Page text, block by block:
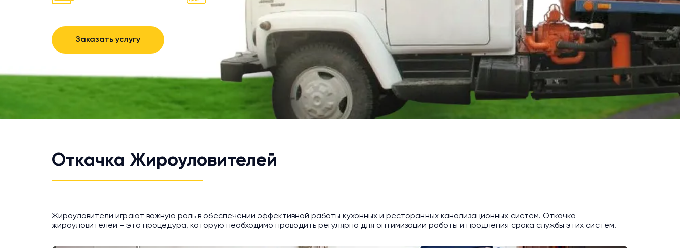
Заказать услугу
Откачка Жироуловителей
Жироуловители играют важную роль в обеспечении эффективной работы кухонных и ресторанных канализационных систем. Откачка
жироуловителей – это процедура, которую необходимо проводить регулярно для оптимизации работы и продления срока службы этих систем.